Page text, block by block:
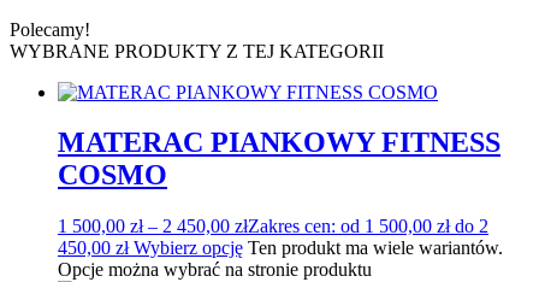
Polecamy!
WYBRANE PRODUKTY Z TEJ KATEGORII
MATERAC PIANKOWY FITNESS
COSMO
1 500,00 zł – 2 450,00 złZakres cen: od 1 500,00 zł do 2
450,00 zł Wybierz opcję Ten produkt ma wiele wariantów.
Opcje można wybrać na stronie produktu